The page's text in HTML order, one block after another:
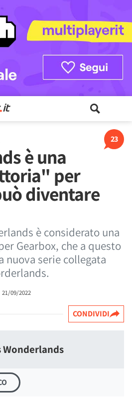
23
è una
per
diventare
è considerato una
Gearbox, che a questo
nuova serie collegata
21/09/2022
CONDIVIDI